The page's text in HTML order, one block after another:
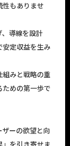
性もありませ
導線を設計
安定収益を生み
組みと戦略の重
ための第一歩で
ーの欲望と向